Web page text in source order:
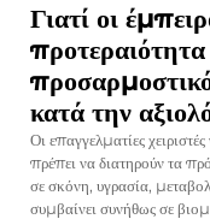
Γιατί οι
κατά την
Οι επαγγελματίες
πρέπει να διατηρούν τα
σε σκόνη, υγρασία,
συμβαίνει συνήθως σε